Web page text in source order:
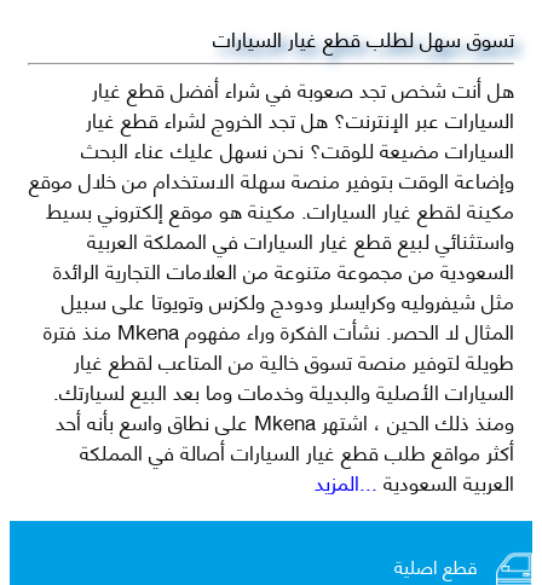
تسوق سهل لطلب قطع غيار السيارات
هل أنت شخص تجد صعوبة في شراء أفضل قطع غيار
السيارات عبر الإنترنت؟ هل تجد الخروج لشراء قطع غيار
السيارات مضيعة للوقت؟ نحن نسهل عليك عناء البحث
وإضاعة الوقت بتوفير منصة سهلة الاستخدام من خلال موقع
مكينة لقطع غيار السيارات. مكينة هو موقع إلكتروني بسيط
واستثنائي لبيع قطع غيار السيارات في المملكة العربية
السعودية من مجموعة متنوعة من العلامات التجارية الرائدة
مثل شيفروليه وكرايسلر ودودج ولكزس وتويوتا على سبيل
المثال لا الحصر. نشأت الفكرة وراء مفهوم Mkena منذ فترة
طويلة لتوفير منصة تسوق خالية من المتاعب لقطع غيار
السيارات الأصلية والبديلة وخدمات وما بعد البيع لسيارتك.
ومنذ ذلك الحين ، اشتهر Mkena على نطاق واسع بأنه أحد
أكثر مواقع طلب قطع غيار السيارات أصالة في المملكة
العربية السعودية...المزيد
قطع اصلية